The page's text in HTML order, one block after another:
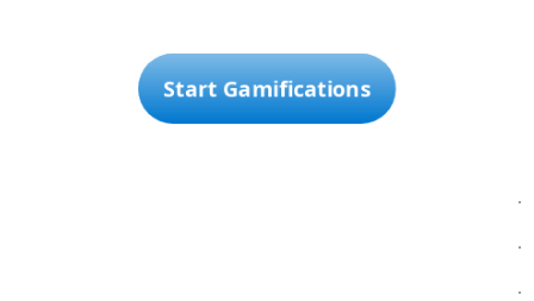
Start Gamifications
.
.
.